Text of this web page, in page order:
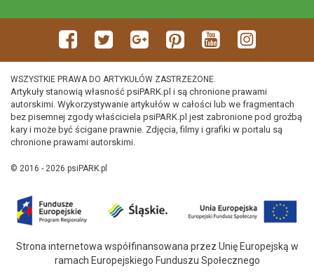
WSZYSTKIE PRAWA DO ARTYKUŁÓW ZASTRZEŻONE.
Artykuły stanowią własność psiPARK.pl i są chronione prawami
autorskimi. Wykorzystywanie artykułów w całości lub we fragmentach
bez pisemnej zgody właściciela psiPARK.pl jest zabronione pod groźbą
kary i może być ścigane prawnie. Zdjęcia, filmy i grafiki w portalu są
chronione prawami autorskimi.
© 2016 - 2026 psiPARK.pl
Strona internetowa współfinansowana przez Unię Europejską w
ramach Europejskiego Funduszu Społecznego